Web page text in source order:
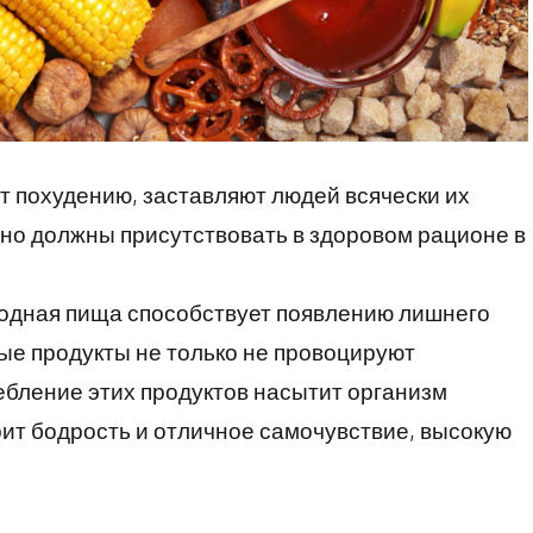
похудению, заставляют людей всячески их
должны присутствовать в здоровом рационе в
пища способствует появлению лишнего
продукты не только не провоцируют
этих продуктов насытит организм
бодрость и отличное самочувствие, высокую